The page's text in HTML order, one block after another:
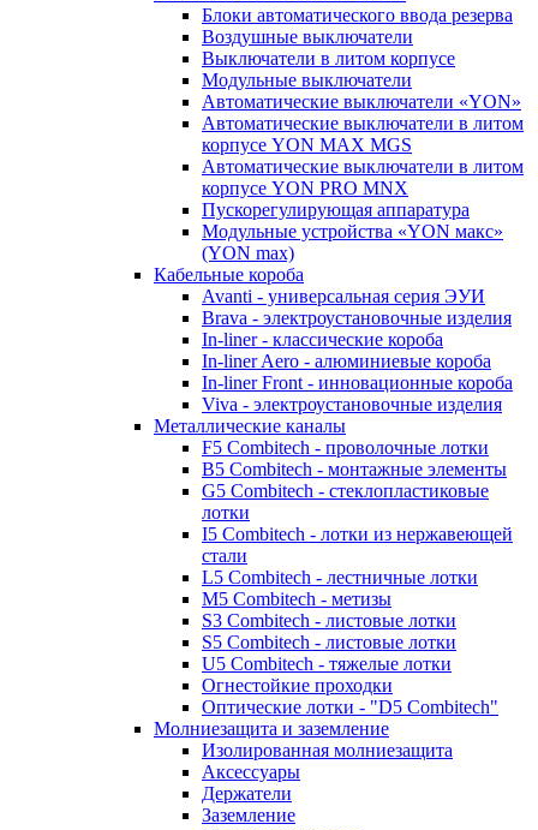
Блоки автоматического ввода резерва
Воздушные выключатели
Выключатели в литом корпусе
Модульные выключатели
Автоматические выключатели «YON»
Автоматические выключатели в литом
корпусе YON MAX MGS
Автоматические выключатели в литом
корпусе YON PRO MNX
Пускорегулирующая аппаратура
Модульные устройства «YON макс»
(YON max)
Кабельные короба
Avanti - универсальная серия ЭУИ
Brava - электроустановочные изделия
In-liner - классические короба
In-liner Aero - алюминиевые короба
In-liner Front - инновационные короба
Viva - электроустановочные изделия
Металлические каналы
F5 Combitech - проволочные лотки
B5 Combitech - монтажные элементы
G5 Combitech - стеклопластиковые
лотки
I5 Combitech - лотки из нержавеющей
стали
L5 Combitech - лестничные лотки
M5 Combitech - метизы
S3 Combitech - листовые лотки
S5 Combitech - листовые лотки
U5 Combitech - тяжелые лотки
Огнестойкие проходки
Оптические лотки - "D5 Combitech"
Молниезащита и заземление
Изолированная молниезащита
Аксессуары
Держатели
Заземление